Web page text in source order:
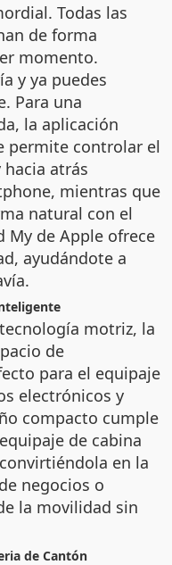
Todas las
de forma
momento.
y ya puedes
Para una
la aplicación
permite controlar el
atrás
mientras que
natural con el
My de Apple ofrece
ayudándote a
motriz, la
de
para el equipaje
electrónicos y
compacto cumple
de cabina
en la
negocios o
la movilidad sin
de Cantón